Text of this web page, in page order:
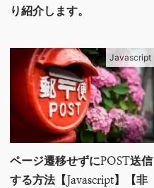
り紹介します。
Javascript
ページ遷移せずにPOST送信
する方法【Javascript】【非